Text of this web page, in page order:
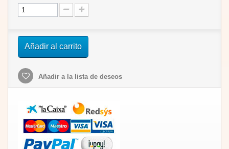
Añadir al carrito
Añadir a la lista de deseos